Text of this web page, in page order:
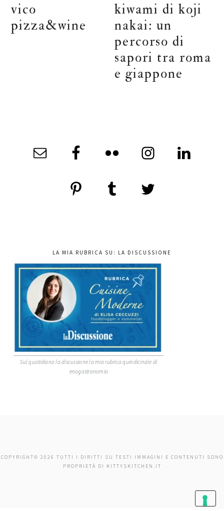
vico
pizza&wine
kiwami di koji
nakai: un
percorso di
sapori tra roma
e giappone
LA MIA RUBRICA SU: LA DISCUSSIONE
Sul quotidiano la discussione la mia rubrica quindicinale di
enogastronomia
COPYRIGHT© 2026 TUTTI I DIRITTI SU TESTI IMMAGINI E CONTENUTI SONO
PROPRIETÀ DI KITTYSKITCHEN.IT